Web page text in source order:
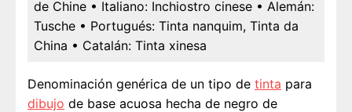
de Chine • Italiano: Inchiostro cinese • Alemán:
Tusche • Portugués: Tinta nanquim, Tinta da
China • Catalán: Tinta xinesa
Denominación genérica de un tipo de tinta para
dibujo de base acuosa hecha de negro de